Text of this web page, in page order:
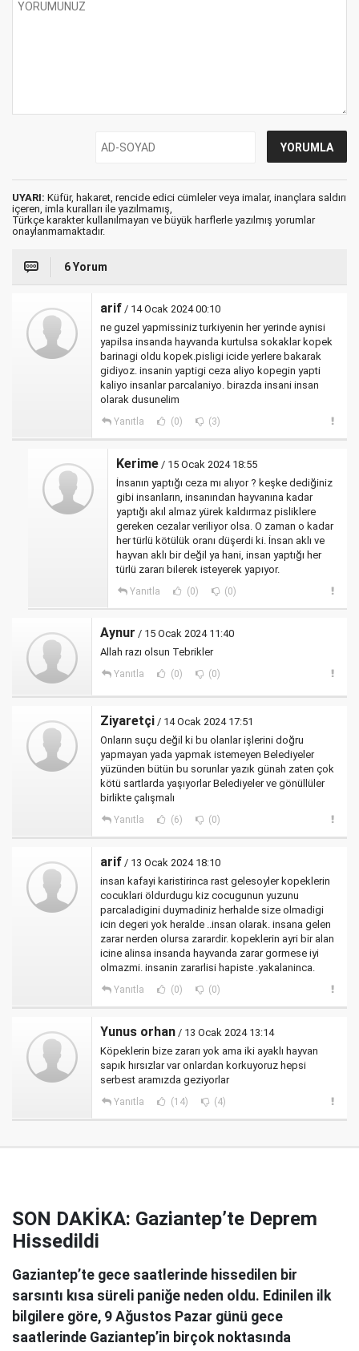
UYARI: Küfür, hakaret, rencide edici cümleler veya imalar, inançlara saldırı
içeren, imla kuralları ile yazılmamış,
Türkçe karakter kullanılmayan ve büyük harflerle yazılmış yorumlar
onaylanmamaktadır.
6 Yorum
arif / 14 Ocak 2024 00:10
ne guzel yapmissiniz turkiyenin her yerinde aynisi
yapilsa insanda hayvanda kurtulsa sokaklar kopek
barinagi oldu kopek.pisligi icide yerlere bakarak
gidiyoz. insanin yaptigi ceza aliyo kopegin yapti
kaliyo insanlar parcalaniyo. birazda insani insan
olarak dusunelim
Yanıtla (0) (3)
Kerime / 15 Ocak 2024 18:55
İnsanın yaptığı ceza mı alıyor ? keşke dediğiniz
gibi insanların, insanından hayvanına kadar
yaptığı akıl almaz yürek kaldırmaz pisliklere
gereken cezalar veriliyor olsa. O zaman o kadar
her türlü kötülük oranı düşerdi ki. İnsan aklı ve
hayvan aklı bir değil ya hani, insan yaptığı her
türlü zararı bilerek isteyerek yapıyor.
Yanıtla (0) (0)
Aynur / 15 Ocak 2024 11:40
Allah razı olsun Tebrikler
Yanıtla (0) (0)
Ziyaretçi / 14 Ocak 2024 17:51
Onların suçu değil ki bu olanlar işlerini doğru
yapmayan yada yapmak istemeyen Belediyeler
yüzünden bütün bu sorunlar yazık günah zaten çok
kötü sartlarda yaşıyorlar Belediyeler ve gönüllüler
birlikte çalışmalı
Yanıtla (6) (0)
arif / 13 Ocak 2024 18:10
insan kafayi karistirinca rast gelesoyler kopeklerin
cocuklari öldurdugu kiz cocugunun yuzunu
parcaladigini duymadiniz herhalde size olmadigi
icin degeri yok heralde ..insan olarak. insana gelen
zarar nerden olursa zarardir. kopeklerin ayri bir alan
icine alinsa insanda hayvanda zarar gormese iyi
olmazmi. insanin zararlisi hapiste .yakalaninca.
Yanıtla (0) (0)
Yunus orhan / 13 Ocak 2024 13:14
Köpeklerin bize zararı yok ama iki ayaklı hayvan
sapık hırsızlar var onlardan korkuyoruz hepsi
serbest aramızda geziyorlar
Yanıtla (14) (4)
SON DAKİKA: Gaziantep’te Deprem
Hissedildi
Gaziantep’te gece saatlerinde hissedilen bir
sarsıntı kısa süreli paniğe neden oldu. Edinilen ilk
bilgilere göre, 9 Ağustos Pazar günü gece
saatlerinde Gaziantep’in birçok noktasında